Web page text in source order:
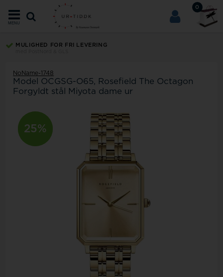
0
MENU
MULIGHED FOR FRI LEVERING
NoName-1748
Model OCGSG-O65
Rosefield The Octagon
Forgyldt stål Miyota dame ur
25%
25%